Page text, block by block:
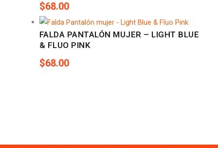
$68.00
FALDA PANTALÓN MUJER – LIGHT BLUE
& FLUO PINK
$68.00